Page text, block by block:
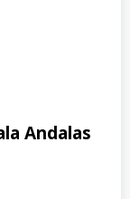
Andalas